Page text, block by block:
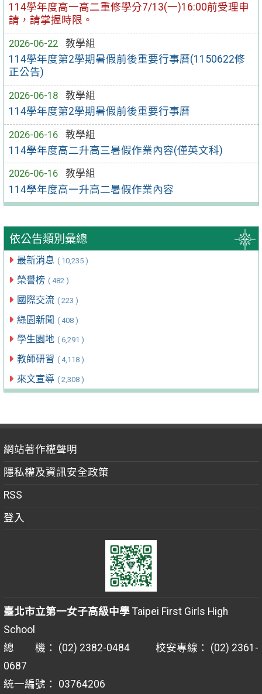
114學年度高一高二重修學分7/13(一)16:00前受理申
請，請掌握時限。
2026-06-22
教學組
114學年度第2學期暑假前後重要行事曆(1150622修
正公告)
2026-06-18
教學組
114學年度第2學期暑假前後重要行事曆
2026-06-16
教學組
114學年度高二升高三暑假作業內容(僅英文科)
2026-06-16
教學組
114學年度高一升高二暑假作業內容
依公告類別彙總
最新消息 ( 10,235 )
榮譽榜 ( 482 )
國際交流 ( 223 )
綠園新聞 ( 408 )
學生園地 ( 6,291 )
教師研習 ( 4,118 )
來文宣導 ( 2,308 )
網站著作權聲明
隱私權及資訊安全政策
RSS
登入
臺北市立第一女子高級中學Taipei First Girls High
School
總 機： (02) 2382-0484 校安專線： (02) 2361-
0687
統一編號： 03764206